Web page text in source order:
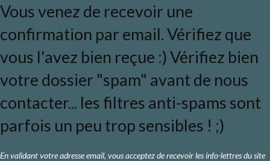
Vous venez de recevoir une
confirmation par email. Vérifiez que
vous l'avez bien reçue :) Vérifiez bien
votre dossier "spam" avant de nous
contacter... les filtres anti-spams sont
parfois un peu trop sensibles ! ;)
En validant votre adresse email, vous acceptez de recevoir les info-lettres du site